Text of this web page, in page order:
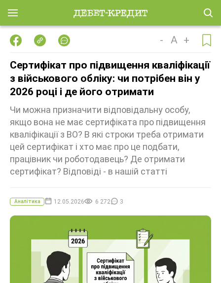
- A +
Сертифікат про підвищення кваліфікації
з військового обліку: чи потрібен він у
2026 році і де його отримати
Чи можна призначити відповідальну особу,
якщо вона не має сертифіката про підвищення
кваліфікації з ВО? В які строки треба отримати
цей сертифікат і хто має про це подбати,
працівник чи роботодавець? Де отримати
сертифікат? Відповіді - в нашій статті
Аналітика 12.05.2026 6 272 3